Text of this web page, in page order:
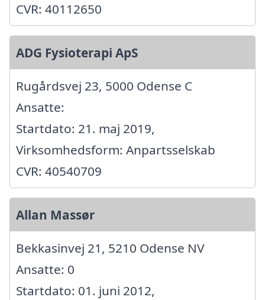
CVR: 40112650
ADG Fysioterapi ApS
Rugårdsvej 23, 5000 Odense C
Ansatte:
Startdato: 21. maj 2019,
Virksomhedsform: Anpartsselskab
CVR: 40540709
Allan Massør
Bekkasinvej 21, 5210 Odense NV
Ansatte: 0
Startdato: 01. juni 2012,